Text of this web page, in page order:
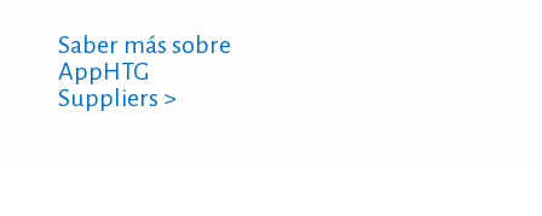
Saber más sobre
AppHTG
Suppliers >